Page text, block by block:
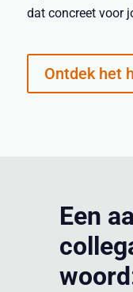
dat concreet voor
Ontdek het
Een